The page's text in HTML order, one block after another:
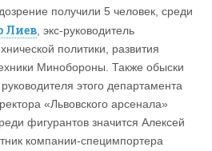
получили 5 человек, среди
Лиев , экс-руководитель
политики, развития
Минобороны. Также обыски
этого департамента
«Львовского арсенала»
фигурантов значится Алексей
компании-специмпортера